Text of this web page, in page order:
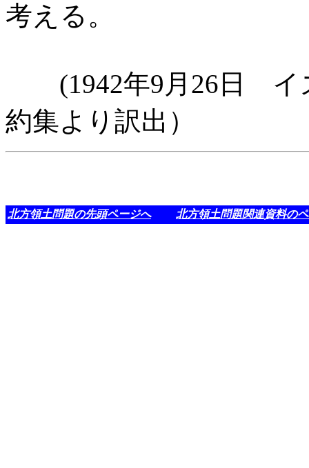
考える。
(1942年9月26日 イ
約集より訳出）
北方領土問題の先頭ページへ 北方領土問題関連資料の